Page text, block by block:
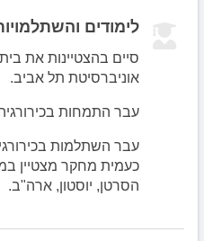
לימודים
סיים בהצטיינות את
אוניברסיטת תל אביב.
עבר התמחות
עבר השתלמות
כעמית מחקר מצטיין
הסרטן, יוסטון, ארה"ב.